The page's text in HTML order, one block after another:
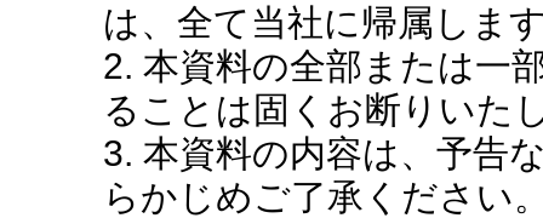
は、全て当社に帰属しま
2. 本資料の全部または一
ることは固くお断りいた
3. 本資料の内容は、予告
らかじめご了承ください